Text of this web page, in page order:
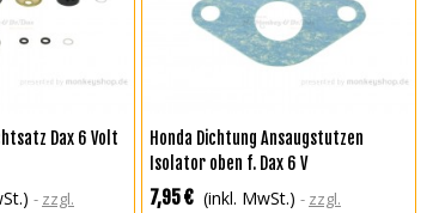
Dax 6 Volt
zzgl.
IN DEN WARENKORB
Honda Dichtung Ansaugstutzen
Isolator oben f. Dax 6 V
7,95 € (inkl. MwSt.)
zzgl.